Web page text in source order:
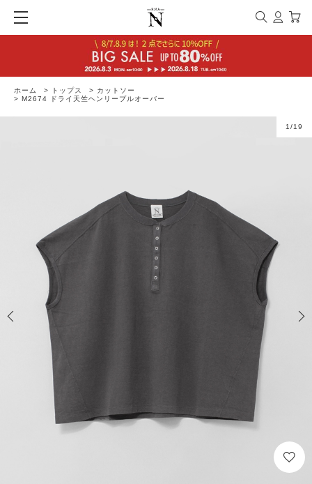
ホーム > トップス > カットソー
> M2674 ドライ天竺ヘンリープルオーバー
1 /19